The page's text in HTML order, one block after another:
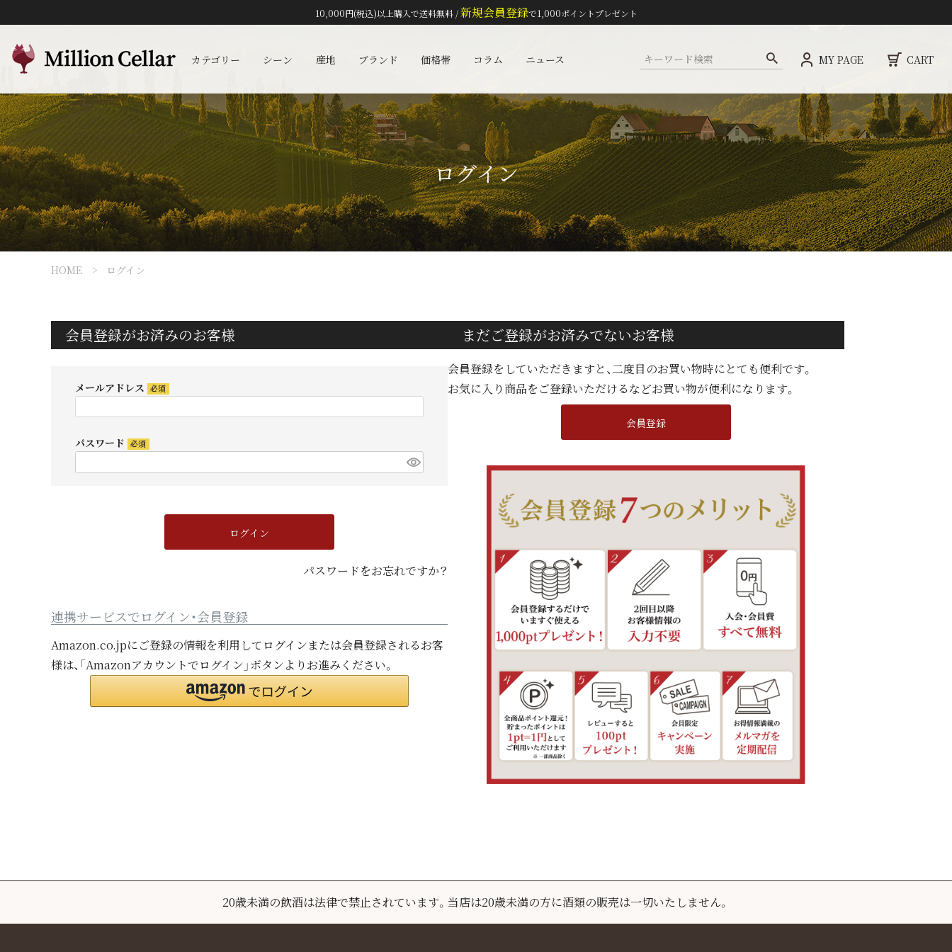
10,000円(税込)以上購入で送料無料 /新規会員登録で1,000ポイントプレゼント
カテゴリー シーン 産地 ブランド 価格帯 コラム ニュース
検索 MY PAGE CART
ログイン
HOME ログイン
会員登録がお済みのお客様
メールアドレス
須)
パスワード
須)
ログイン
パスワードをお忘れですか？
連携サービスでログイン・会員登録
Amazon.co.jpにご登録の情報を利用してログインまたは会員登録されるお客
様は、「Amazonアカウントでログイン」ボタンよりお進みください。
まだご登録がお済みでないお客様
会員登録をしていただきますと、二度目のお買い物時にとても便利です。
お気に入り商品をご登録いただけるなどお買い物が便利になります。
会員登録
20歳未満の飲酒は法律で禁止されています。 当店は20歳未満の方に酒類の販売は一切いたしません。